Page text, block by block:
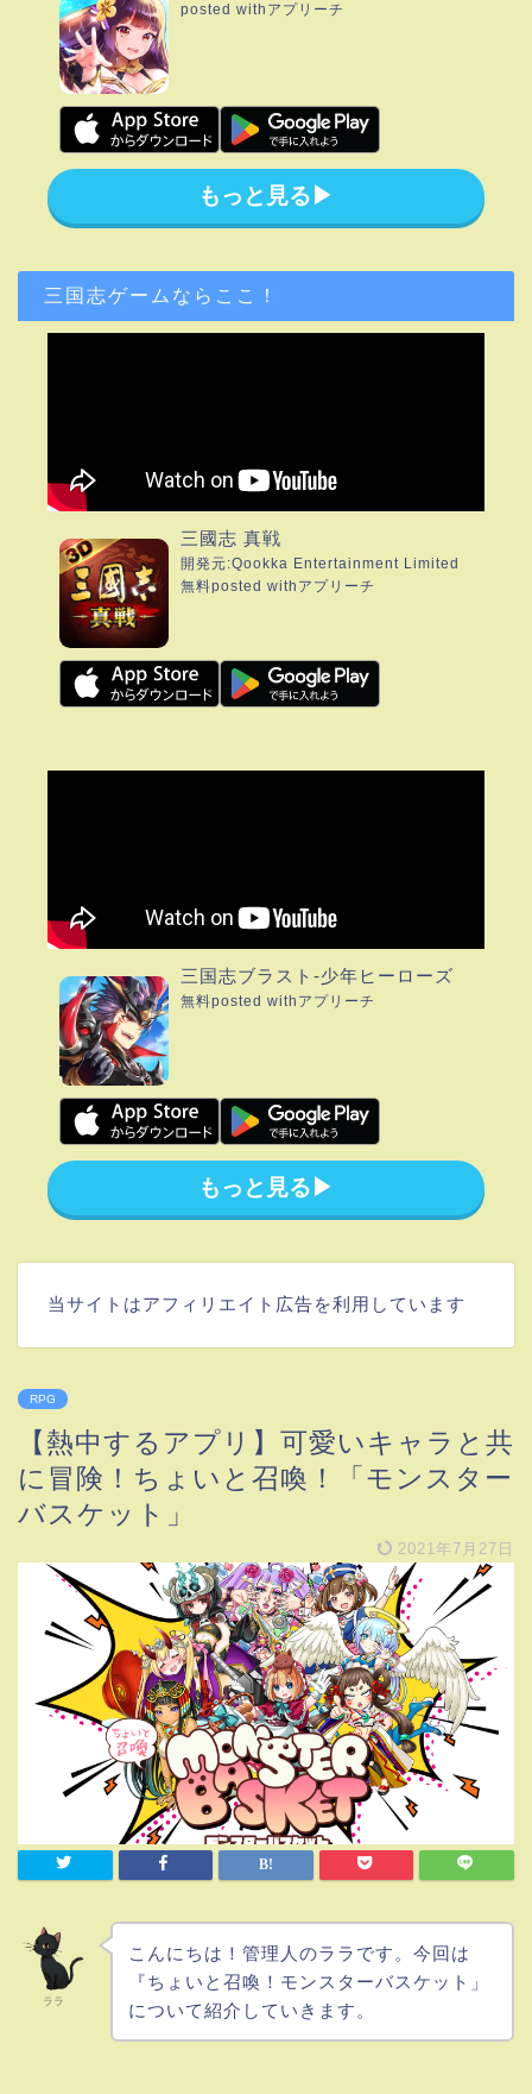
posted with アプリーチ
もっと見る▶︎
三国志ゲームならここ！
三國志 真戦
開発元:Qookka Entertainment Limited
無料posted with アプリーチ
三国志ブラスト-少年ヒーローズ
無料posted with アプリーチ
もっと見る▶︎
当サイトはアフィリエイト広告を利用しています
RPG
【熱中するアプリ】可愛いキャラと共
に冒険！ちょいと召喚！「モンスター
バスケット」
2021年7月27日
ララ
こんにちは！管理人のララです。今回は
『ちょいと召喚！モンスターバスケット」
について紹介していきます。